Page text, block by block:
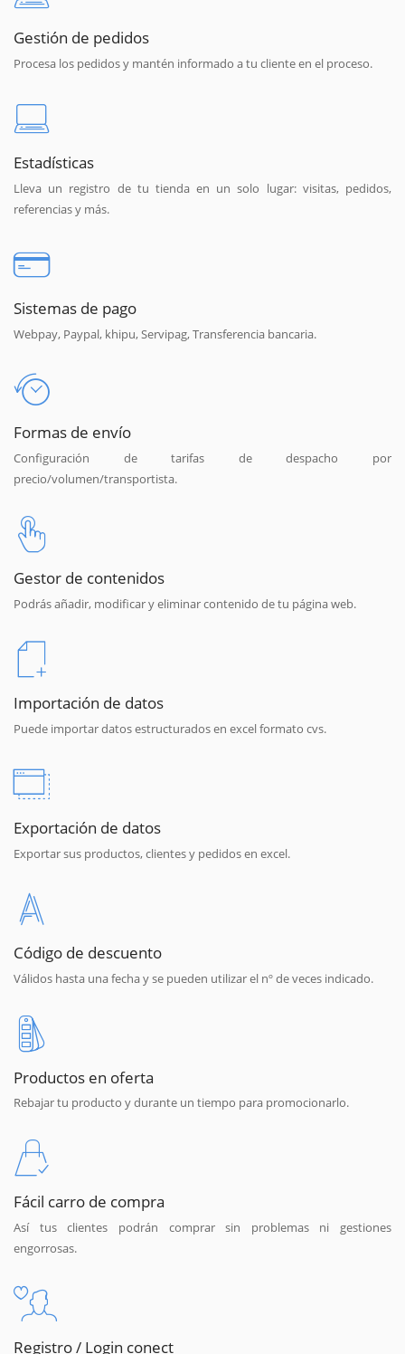
Gestión de pedidos
Procesa los pedidos y mantén informado a tu cliente en el proceso.
Estadísticas
Lleva un registro de tu tienda en un solo lugar: visitas, pedidos,
referencias y más.
Sistemas de pago
Webpay, Paypal, khipu, Servipag, Transferencia bancaria.
Formas de envío
Configuración de tarifas de despacho por
precio/volumen/transportista.
Gestor de contenidos
Podrás añadir, modificar y eliminar contenido de tu página web.
Importación de datos
Puede importar datos estructurados en excel formato cvs.
Exportación de datos
Exportar sus productos, clientes y pedidos en excel.
Código de descuento
Válidos hasta una fecha y se pueden utilizar el nº de veces indicado.
Productos en oferta
Rebajar tu producto y durante un tiempo para promocionarlo.
Fácil carro de compra
Así tus clientes podrán comprar sin problemas ni gestiones
engorrosas.
Registro / Login conect